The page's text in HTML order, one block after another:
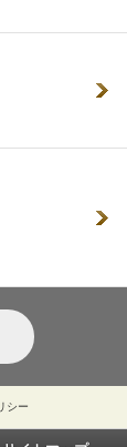
シー